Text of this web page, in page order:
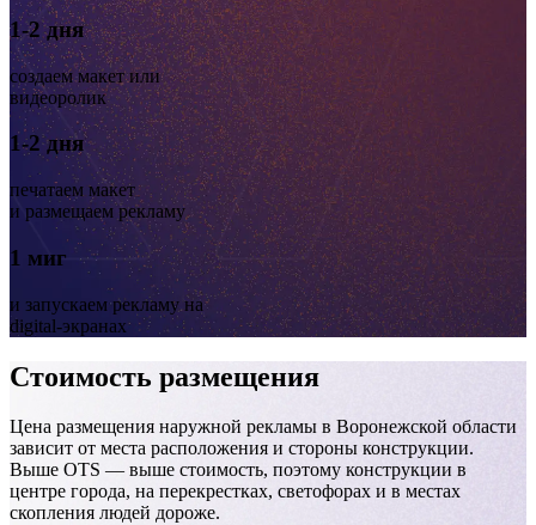
1-2 дня
создаем макет или
видеоролик
1-2 дня
печатаем макет
и размещаем рекламу
1 миг
и запускаем рекламу на
digital-экранах
Стоимость размещения
Цена размещения наружной рекламы в Воронежской области
зависит от места расположения и стороны конструкции.
Выше OTS — выше стоимость, поэтому конструкции в
центре города, на перекрестках, светофорах и в местах
скопления людей дороже.